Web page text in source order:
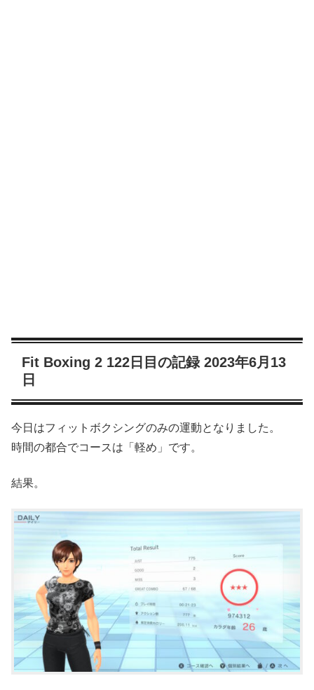
Fit Boxing 2 122日目の記録 2023年6月13
日
今日はフィットボクシングのみの運動となりました。
時間の都合でコースは「軽め」です。
結果。